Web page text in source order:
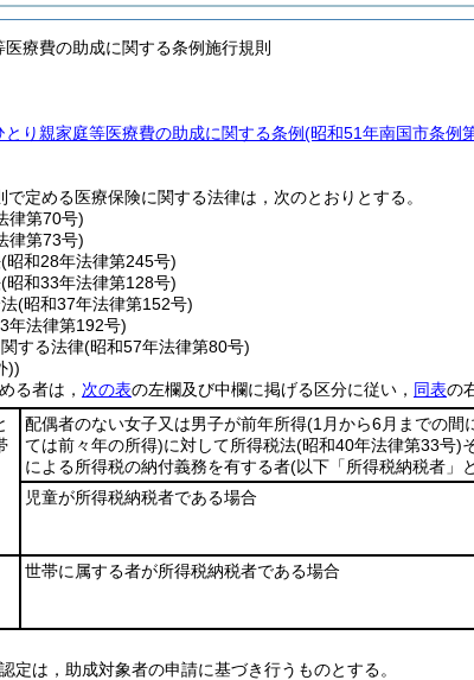
療費の助成に関する条例施行規則
とり親家庭等医療費の助成に関する条例(昭和51年南国市条例
で定める医療保険に関する法律は，次のとおりとする。
律第70号)
律第73号)
(昭和28年法律第245号)
(昭和33年法律第128号)
(昭和37年法律第152号)
年法律第192号)
する法律(昭和57年法律第80号)
))
る者は， 次の表の左欄及び中欄に掲げる区分に従い， 同表の
配偶者のない女子又は男子が前年所得(1月から6月までの間
ては前々年の所得)に対して所得税法(昭和40年法律第33号)
による所得税の納付義務を有する者(以下「所得税納税者」
児童が所得税納税者である場合
世帯に属する者が所得税納税者である場合
定は，助成対象者の申請に基づき行うものとする。